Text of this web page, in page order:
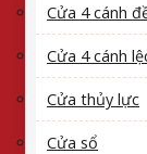
Cửa 4 cánh
Cửa 4 cánh
Cửa thủy lực
Cửa sổ